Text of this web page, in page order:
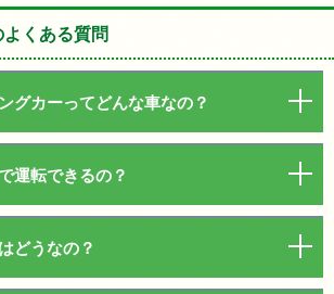
くある質問
グカーってどんな車なの？
運転できるの？
どうなの？